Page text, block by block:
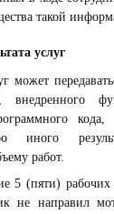
такой
услуг
может
внедренного
иного
работ.
5 (пяти) рабочих
не направил